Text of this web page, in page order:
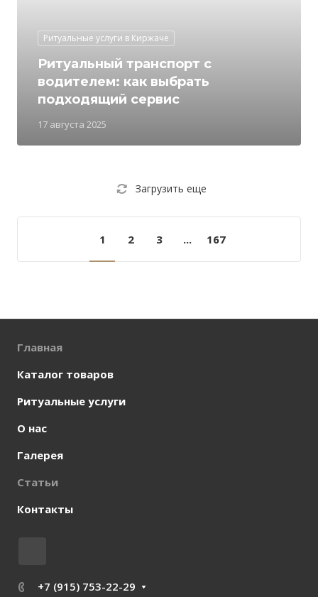
Ритуальные услуги в Киржаче
17 августа 2025
Ритуальный транспорт с
водителем: как выбрать
подходящий сервис
Загрузить еще
1 2 3 ... 167
Главная
Каталог товаров
Ритуальные услуги
О нас
Галерея
Статьи
Контакты
+7 (915) 753-22-29